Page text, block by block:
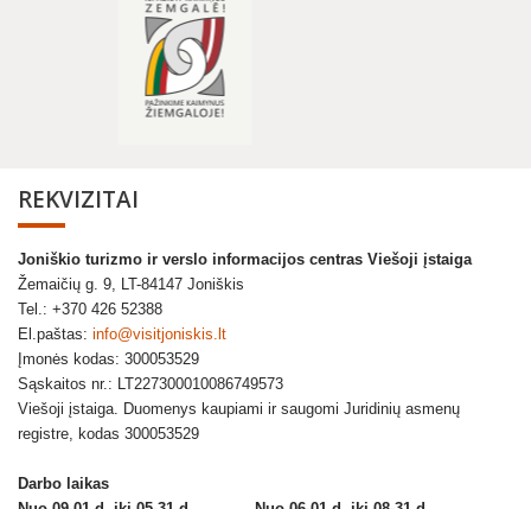
REKVIZITAI
Joniškio turizmo ir verslo informacijos centras Viešoji įstaiga
Žemaičių g. 9, LT-84147 Joniškis
Tel.: +370 426 52388
El.paštas: info@visitjoniskis.lt
Įmonės kodas: 300053529
Sąskaitos nr.: LT227300010086749573
Viešoji įstaiga. Duomenys kaupiami ir saugomi Juridinių asmenų
registre, kodas 300053529
Darbo laikas